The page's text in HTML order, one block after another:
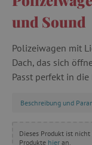
und Sound
Polizeiwagen mit
Dach, das sich
Passt perfekt in die
Beschreibung und
Dieses Produkt ist
Produkte hier an.